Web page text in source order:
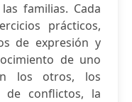
familias. Cada
prácticos,
de expresión y
de uno
los otros, los
de conflictos, la